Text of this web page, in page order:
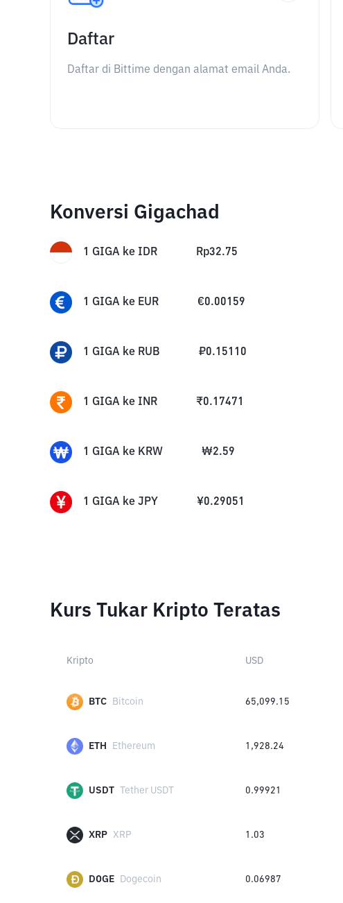
Daftar
Daftar di Bittime dengan alamat email Anda.
Konversi Gigachad
1 GIGA ke IDR Rp32.75
1 GIGA ke EUR €0.00159
1 GIGA ke RUB ₽0.15110
1 GIGA ke INR ₹0.17471
1 GIGA ke KRW ₩2.59
1 GIGA ke JPY ¥0.29051
Kurs Tukar Kripto Teratas
Kripto USD
BTC Bitcoin 65,099.15
ETH Ethereum 1,928.24
USDT Tether USDT 0.99921
XRP XRP 1.03
DOGE Dogecoin 0.06987